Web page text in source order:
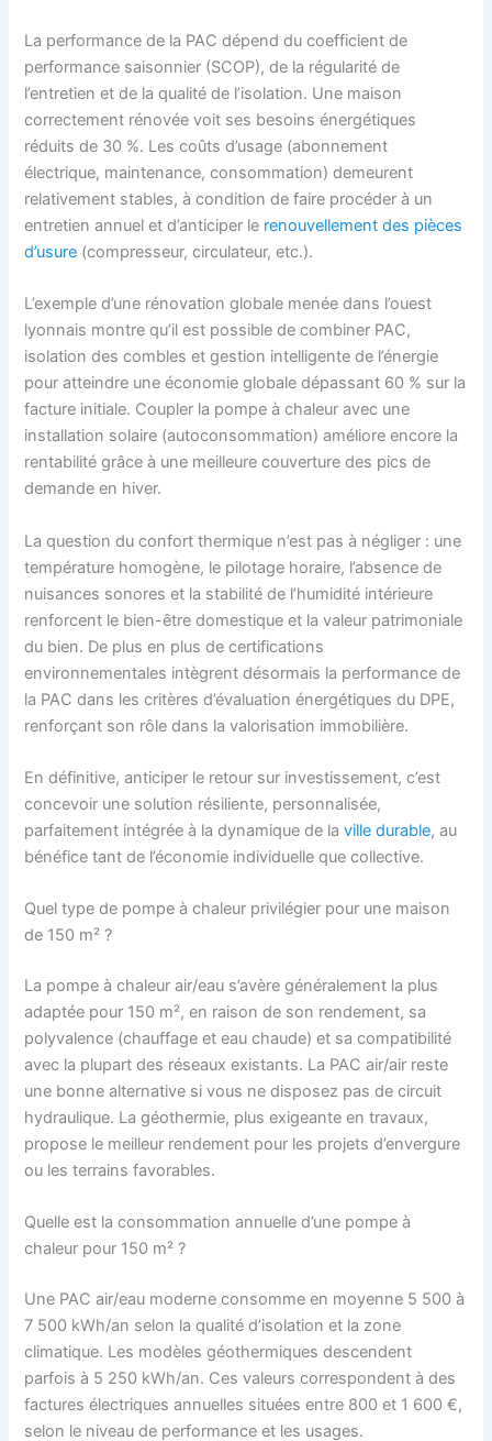
La performance de la PAC dépend du coefficient de
performance saisonnier (SCOP), de la régularité de
l’entretien et de la qualité de l’isolation. Une maison
correctement rénovée voit ses besoins énergétiques
réduits de 30 %. Les coûts d’usage (abonnement
électrique, maintenance, consommation) demeurent
relativement stables, à condition de faire procéder à un
entretien annuel et d’anticiper le renouvellement des pièces
d’usure (compresseur, circulateur, etc.).
L’exemple d’une rénovation globale menée dans l’ouest
lyonnais montre qu’il est possible de combiner PAC,
isolation des combles et gestion intelligente de l’énergie
pour atteindre une économie globale dépassant 60 % sur la
facture initiale. Coupler la pompe à chaleur avec une
installation solaire (autoconsommation) améliore encore la
rentabilité grâce à une meilleure couverture des pics de
demande en hiver.
La question du confort thermique n’est pas à négliger : une
température homogène, le pilotage horaire, l’absence de
nuisances sonores et la stabilité de l’humidité intérieure
renforcent le bien-être domestique et la valeur patrimoniale
du bien. De plus en plus de certifications
environnementales intègrent désormais la performance de
la PAC dans les critères d’évaluation énergétiques du DPE,
renforçant son rôle dans la valorisation immobilière.
En définitive, anticiper le retour sur investissement, c’est
concevoir une solution résiliente, personnalisée,
parfaitement intégrée à la dynamique de laville durable, au
bénéfice tant de l’économie individuelle que collective.
Quel type de pompe à chaleur privilégier pour une maison
de 150 m² ?
La pompe à chaleur air/eau s’avère généralement la plus
adaptée pour 150 m², en raison de son rendement, sa
polyvalence (chauffage et eau chaude) et sa compatibilité
avec la plupart des réseaux existants. La PAC air/air reste
une bonne alternative si vous ne disposez pas de circuit
hydraulique. La géothermie, plus exigeante en travaux,
propose le meilleur rendement pour les projets d’envergure
ou les terrains favorables.
Quelle est la consommation annuelle d’une pompe à
chaleur pour 150 m² ?
Une PAC air/eau moderne consomme en moyenne 5 500 à
7 500 kWh/an selon la qualité d’isolation et la zone
climatique. Les modèles géothermiques descendent
parfois à 5 250 kWh/an. Ces valeurs correspondent à des
factures électriques annuelles situées entre 800 et 1 600 €,
selon le niveau de performance et les usages.